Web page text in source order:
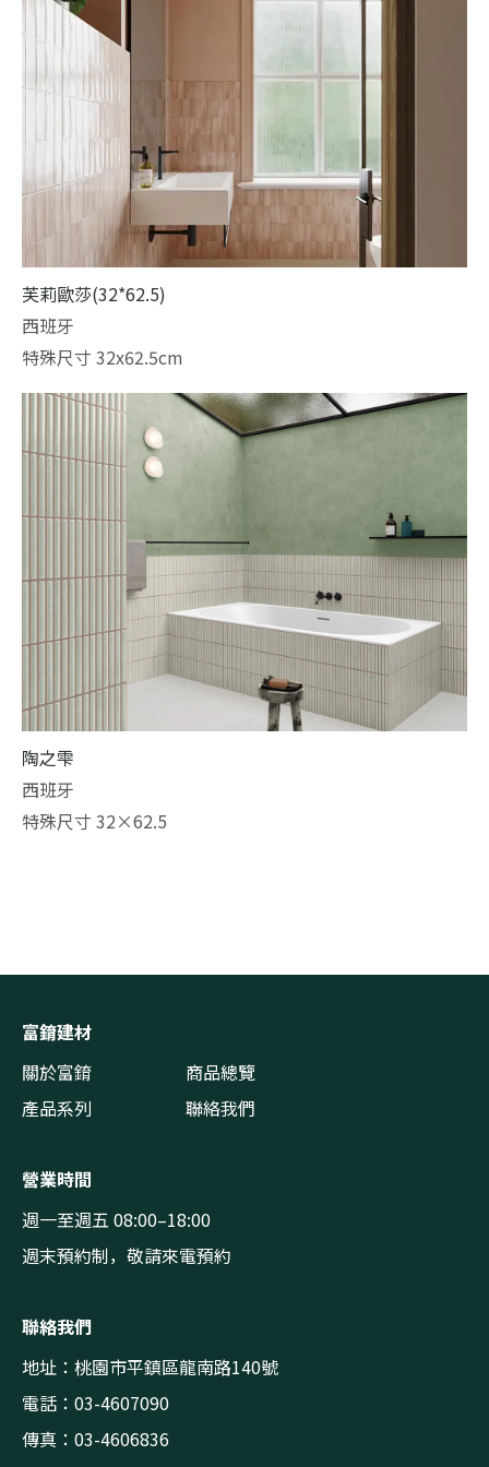
芙莉歐莎(32*62.5)
西班牙
特殊尺寸 32x62.5cm
陶之雫
西班牙
特殊尺寸 32×62.5
富錥建材
關於富錥
商品總覽
產品系列
聯絡我們
營業時間
週一至週五 08:00–18:00
週末預約制，敬請來電預約
聯絡我們
地址：桃園市平鎮區龍南路140號
電話：03-4607090
傳真：03-4606836